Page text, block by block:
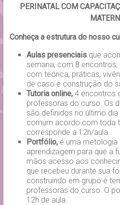
PERINATAL COM
Conheça a estrutura do nosso
Aulas presenciaisque
semana, com 8
com teórica, práticas,
de caso e construção do
Tutoria online,4 encontros
professoras do curso. Os
são definidos no último
comum acordo com toda
corresponde a 12h/aula.
Portfólio, é uma
aprendizagem para que a
mãos acesso aos
que recebeu durante sua
construindo em grupo e
professoras do curso. O
12h de aula.